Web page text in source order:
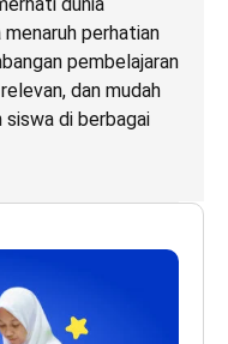
menaruh perhatian
pembelajaran
dan mudah
siswa di berbagai